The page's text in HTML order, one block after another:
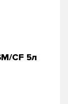
CF 5л